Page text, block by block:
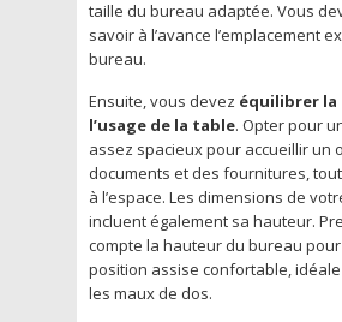
taille du bureau adaptée. Vous
savoir à l’avance l’emplacement
bureau.
Ensuite, vous devez équilibrer
l’usage de la table. Opter pour
assez spacieux pour accueillir un
documents et des fournitures,
à l’espace. Les dimensions de
incluent également sa hauteur.
compte la hauteur du bureau
position assise confortable,
les maux de dos.